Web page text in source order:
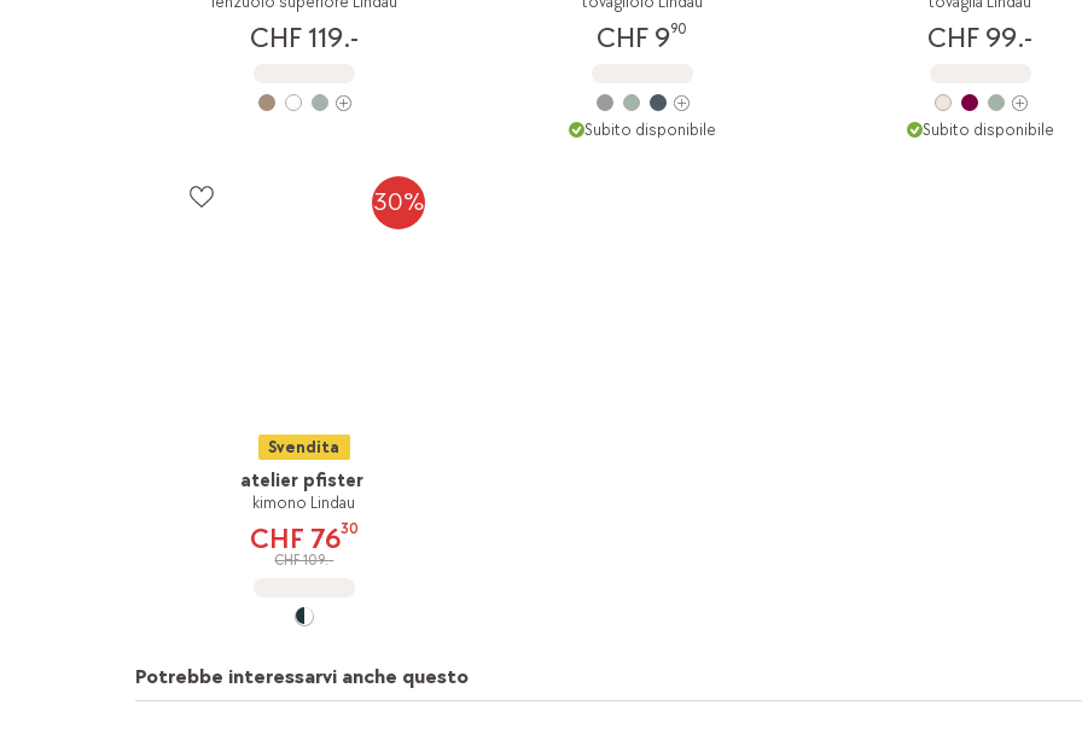
CHF 119.- CHF 990
Subito disponibile
CHF 99.-
Subito disponibile
30%
Svendita
atelier pfister
kimono Lindau
CHF 7630
CHF 109.-
Potrebbe interessarvi anche questo